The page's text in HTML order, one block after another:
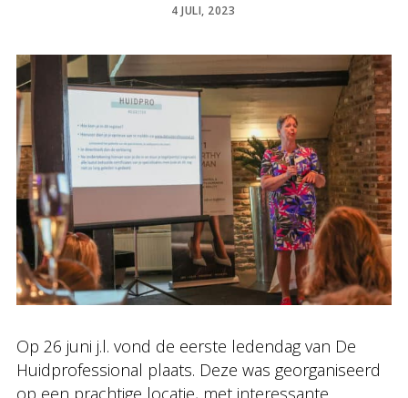
POSTED
4 JULI, 2023
Op 26 juni j.l. vond de eerste ledendag van De
Huidprofessional plaats. Deze was georganiseerd
op een prachtige locatie, met interessante